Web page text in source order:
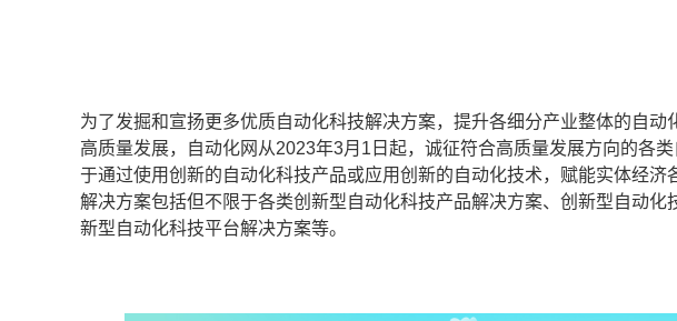
为了发掘和宣扬更多优质自动化科技解决方案，提升各细分产业整体的自
高质量发展，自动化网从2023年3月1日起，诚征符合高质量发展方向的各
于通过使用创新的自动化科技产品或应用创新的自动化技术，赋能实体经
解决方案包括但不限于各类创新型自动化科技产品解决方案、创新型自动化
新型自动化科技平台解决方案等。